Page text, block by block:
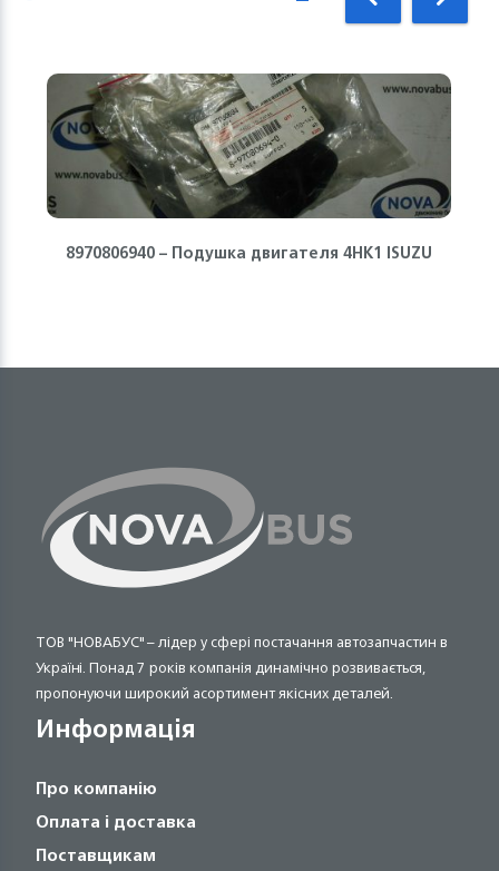
8970806940 – Подушка двигателя 4HK1 ISUZU
ТОВ "НОВАБУС" – лідер у сфері постачання автозапчастин в
Україні. Понад 7 років компанія динамічно розвивається,
пропонуючи широкий асортимент якісних деталей.
Информація
Про компанію
Оплата і доставка
Поставщикам